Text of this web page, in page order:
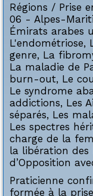
Régions / Prise
06 - Alpes-
Émirats arabes
L'endométriose,
genre, La
La maladie de
burn-out, Le
Le syndrome
addictions, Les
séparés, Les
Les spectres
charge de la
la libération
d’Opposition
Praticienne
formée à la